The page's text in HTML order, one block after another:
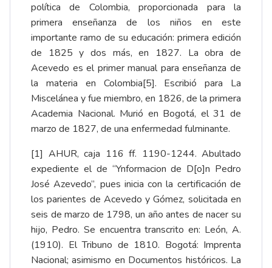
política de Colombia, proporcionada para la
primera enseñanza de los niños en este
importante ramo de su educación: primera edición
de 1825 y dos más, en 1827. La obra de
Acevedo es el primer manual para enseñanza de
la materia en Colombia[5]. Escribió para La
Miscelánea y fue miembro, en 1826, de la primera
Academia Nacional. Murió en Bogotá, el 31 de
marzo de 1827, de una enfermedad fulminante.
[1] AHUR, caja 116 ff. 1190-1244. Abultado
expediente el de “Ynformacion de D[o]n Pedro
José Azevedo”, pues inicia con la certificación de
los parientes de Acevedo y Gómez, solicitada en
seis de marzo de 1798, un año antes de nacer su
hijo, Pedro. Se encuentra transcrito en: León, A.
(1910). El Tribuno de 1810. Bogotá: Imprenta
Nacional; asimismo en Documentos históricos. La